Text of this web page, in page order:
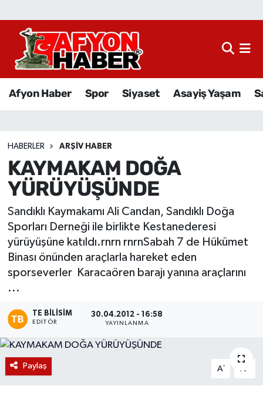
Afyon Haber Spor Siyaset Asayiş Yaşam
HABERLER ARŞIV HABER
KAYMAKAM DOĞA
YÜRÜYÜŞÜNDE
Sandıklı Kaymakamı Ali Candan, Sandıklı Doğa
Sporları Derneği ile birlikte Kestanederesi
yürüyüşüne katıldı.rnrn rnrnSabah 7 de Hükümet
Binası önünden araçlarla hareket eden
sporseverler Karacaören barajı yanına araçlarını
...
TE BILISIM
EDITÖR
30.04.2012 - 16:58
YAYINLANMA
Paylaş A- A
Afyon Haber
Sağlık
Eğitim
Sivil Toplum
Ekonomi
Etkinlikler